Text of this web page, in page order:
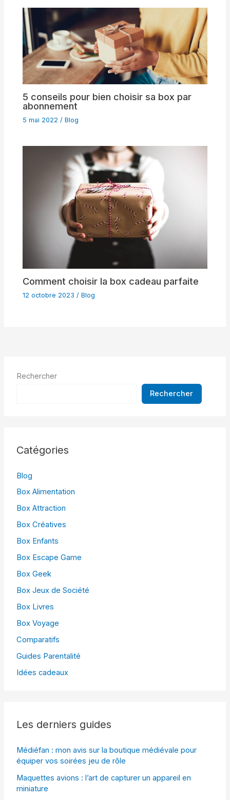
5 conseils pour bien choisir sa box par
abonnement
5 mai 2022/Blog
Comment choisir la box cadeau parfaite
12 octobre 2023 /Blog
Rechercher
Rechercher
Catégories
Blog
Box Alimentation
Box Attraction
Box Créatives
Box Enfants
Box Escape Game
Box Geek
Box Jeux de Société
Box Livres
Box Voyage
Comparatifs
Guides Parentalité
Idées cadeaux
Les derniers guides
Médiéfan : mon avis sur la boutique médiévale pour
équiper vos soirées jeu de rôle
Maquettes avions : l’art de capturer un appareil en
miniature